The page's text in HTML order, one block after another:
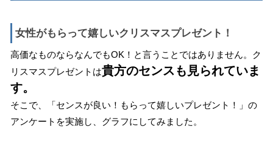
女性がもらって嬉しいクリスマスプレゼント！
高価なものならなんでもOK！と言うことではありません。ク
リスマスプレゼントは貴方のセンスも見られていま
す。
そこで、「センスが良い！もらって嬉しいプレゼント！」の
アンケートを実施し、グラフにしてみました。